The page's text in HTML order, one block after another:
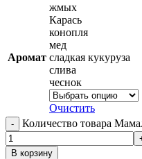
Аромат
жмых
Карась
конопля
мед
сладкая кукуруза
слива
чеснок
Очистить
Количество товара
В корзину